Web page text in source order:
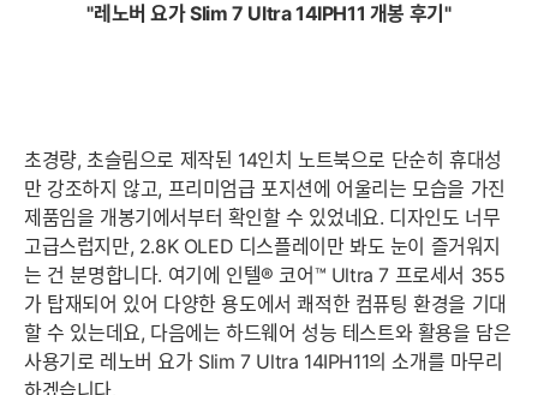
"레노버 요가 Slim 7 Ultra 14IPH11 개봉 후기"
초경량, 초슬림으로 제작된 14인치 노트북으로 단순히 휴대성
만 강조하지 않고, 프리미엄급 포지션에 어울리는 모습을 가진
제품임을 개봉기에서부터 확인할 수 있었네요. 디자인도 너무
고급스럽지만, 2.8K OLED 디스플레이만 봐도 눈이 즐거워지
는 건 분명합니다. 여기에 인텔® 코어™ Ultra 7 프로세서 355
가 탑재되어 있어 다양한 용도에서 쾌적한 컴퓨팅 환경을 기대
할 수 있는데요, 다음에는 하드웨어 성능 테스트와 활용을 담은
사용기로 레노버 요가 Slim 7 Ultra 14IPH11의 소개를 마무리
하겠습니다.